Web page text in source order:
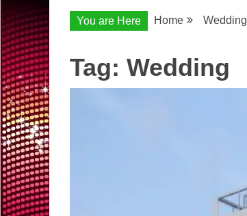
You are Here Home Wedding
Tag: Wedding